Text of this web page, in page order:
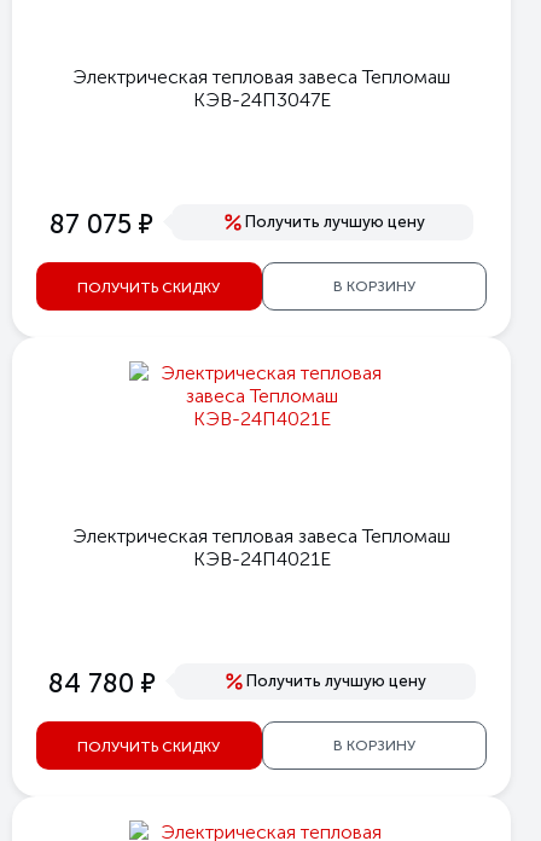
Электрическая тепловая завеса Тепломаш
КЭВ-24П3047Е
87 075 е Получить лучшую цену
ПОЛУЧИТЬ СКИДКУ В КОРЗИНУ
Электрическая тепловая завеса Тепломаш
КЭВ-24П4021Е
84 780 е Получить лучшую цену
ПОЛУЧИТЬ СКИДКУ В КОРЗИНУ